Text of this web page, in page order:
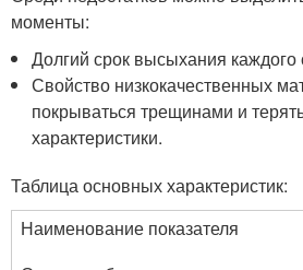
моменты:
Долгий срок высыхания каждого
Свойство низкокачественных
покрываться трещинами и
характеристики.
Таблица основных характеристик:
Наименование показателя